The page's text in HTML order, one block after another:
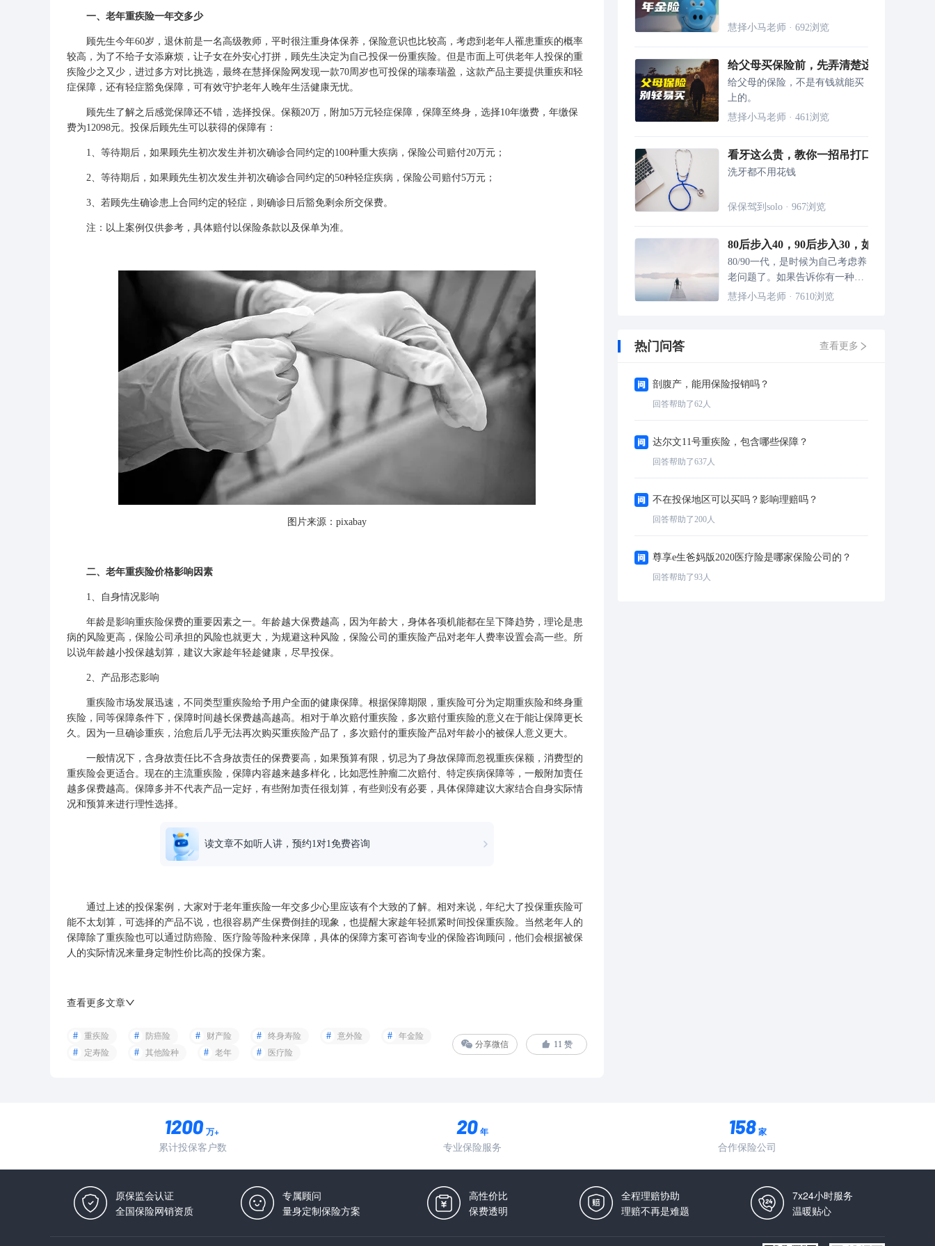
一、老年重疾险一年交多少
顾先生今年60岁，退休前是一名高级教师，平时很注重身体保养，保险意识也比较高，考虑到老年人罹患重疾的概率
较高，为了不给子女添麻烦，让子女在外安心打拼，顾先生决定为自己投保一份重疾险。但是市面上可供老年人投保的重
疾险少之又少，进过多方对比挑选，最终在慧择保险网发现一款70周岁也可投保的瑞泰瑞盈 ，这款产品主要提供重疾和轻
症保障，还有轻症豁免保障，可有效守护老年人晚年生活健康无忧。
顾先生了解之后感觉保障还不错，选择投保。保额20万，附加5万元轻症保障，保障至终身，选择10年缴费，年缴保
费为12098元。投保后顾先生可以获得的保障有：
1、等待期后，如果顾先生初次发生并初次确诊合同约定的100种重大疾病，保险公司赔付20万元；
2、等待期后，如果顾先生初次发生并初次确诊合同约定的50种轻症疾病，保险公司赔付5万元；
3、若顾先生确诊患上合同约定的轻症，则确诊日后豁免剩余所交保费。
注：以上案例仅供参考，具体赔付以保险条款以及保单为准。
图片来源：pixabay
二、老年重疾险价格影响因素
1、自身情况影响
年龄是影响重疾险保费的重要因素之一。年龄越大保费越高，因为年龄大，身体各项机能都在呈下降趋势，理论是患
病的风险更高，保险公司承担的风险也就更大，为规避这种风险，保险公司的重疾险产品对老年人费率设置会高一些。所
以说年龄越小投保越划算，建议大家趁年轻趁健康，尽早投保。
2、产品形态影响
重疾险市场发展迅速，不同类型重疾险给予用户全面的健康保障。根据保障期限，重疾险可分为定期重疾险和终身重
疾险，同等保障条件下，保障时间越长保费越高越高。相对于单次赔付重疾险，多次赔付重疾险的意义在于能让保障更长
久。因为一旦确诊重疾，治愈后几乎无法再次购买重疾险产品了，多次赔付的重疾险产品对年龄小的被保人意义更大。
一般情况下，含身故责任比不含身故责任的保费要高，如果预算有限，切忌为了身故保障而忽视重疾保额，消费型的
重疾险会更适合。现在的主流重疾险，保障内容越来越多样化，比如恶性肿瘤二次赔付、特定疾病保障等，一般附加责任
越多保费越高。保障多并不代表产品一定好，有些附加责任很划算，有些则没有必要，具体保障建议大家结合自身实际情
况和预算来进行理性选择。
读文章不如听人讲，预约1对1免费咨询
通过上述的投保案例，大家对于老年重疾险一年交多少心里应该有个大致的了解。相对来说，年纪大了投保重疾险可
能不太划算，可选择的产品不说，也很容易产生保费倒挂的现象，也提醒大家趁年轻抓紧时间投保重疾险。当然老年人的
保障除了重疾险也可以通过 防癌险、 医疗险等险种来保障，具体的保障方案可咨询专业的保险咨询顾问，他们会根据被保
人的实际情况来量身定制性价比高的投保方案。
查看更多文章
重疾险 防癌险 财产险 终身寿险 意外险
年金险
定寿险
其他险种 老年 医疗险
分享微信 11 赞
慧择小马老师 · 692浏览
给父母买保险前，先弄清楚这两点！
给父母的保险，不是有钱就能买
上的。
慧择小马老师 · 461浏览
看牙这么贵，教你一招吊打口腔诊所！
洗牙都不用花钱
保保驾到solo · 967浏览
80后步入40，90后步入30，如何为自己养
80/90一代，是时候为自己考虑养
老问题了。如果告诉你有一种工
具可以安全地提供长期、稳定的
慧择小马老师 · 7610浏览
热门问答 查看更多
剖腹产，能用保险报销吗？
回答帮助了62人
达尔文11号重疾险，包含哪些保障？
回答帮助了637人
不在投保地区可以买吗？影响理赔吗？
回答帮助了200人
尊享e生爸妈版2020医疗险是哪家保险公司的？
回答帮助了93人
万+
累计投保客户数
年
专业保险服务
家
合作保险公司
原保监会认证
全国保险网销资质
专属顾问
量身定制保险方案
高性价比
保费透明
全程理赔协助
理赔不再是难题
7x24小时服务
温暖贴心